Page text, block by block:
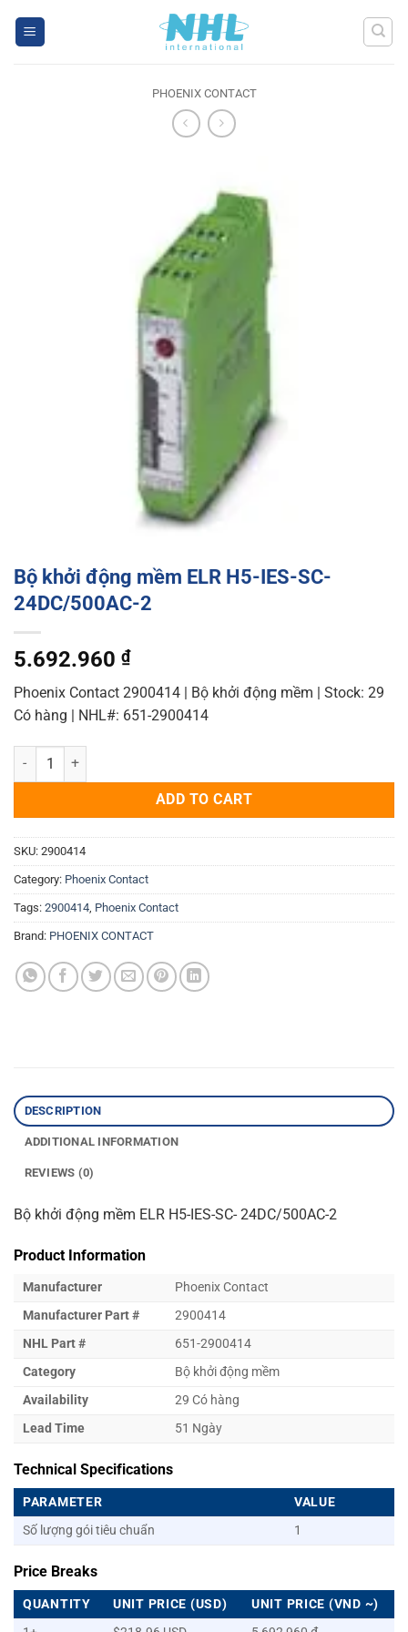
PHOENIX CONTACT
Bộ khởi động mềm ELR H5-IES-SC-
24DC/500AC-2
5.692.960 ₫
Phoenix Contact 2900414 | Bộ khởi động mềm | Stock: 29
Có hàng | NHL#: 651-2900414
Bộ khởi động mềm ELR H5-IES-SC- 24DC/500AC-2 quantity
ADD TO CART
SKU: 2900414
Category: Phoenix Contact
Tags: 2900414 Phoenix Contact
Brand: PHOENIX CONTACT
DESCRIPTION
ADDITIONAL INFORMATION
REVIEWS (0)
Bộ khởi động mềm ELR H5-IES-SC- 24DC/500AC-2
Product Information
Manufacturer
Phoenix Contact
Manufacturer Part #
2900414
NHL Part #
651-2900414
Category
Bộ khởi động mềm
Availability
29 Có hàng
Lead Time
51 Ngày
Technical Specifications
PARAMETER
VALUE
Số lượng gói tiêu chuẩn
1
Price Breaks
QUANTITY UNIT PRICE (USD)
UNIT PRICE (VND ~)